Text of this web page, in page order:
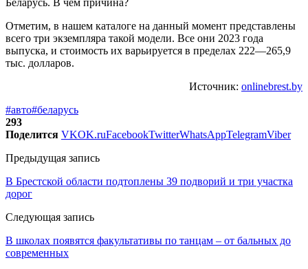
Отметим, в нашем каталоге на данный момент представлены
всего три экземпляра такой модели. Все они 2023 года
выпуска, и стоимость их варьируется в пределах 222—265,9
тыс. долларов.
Источник: onlinebrest.by
#авто#беларусь
293
Поделится VKOK.ruFacebookTwitterWhatsAppTelegramViber
Предыдущая запись
В Брестской области подтоплены 39 подворий и три участка
дорог
Следующая запись
В школах появятся факультативы по танцам – от бальных до
современных